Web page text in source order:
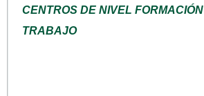
CENTROS DE NIVEL
TRABAJO